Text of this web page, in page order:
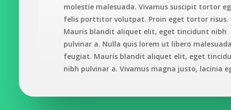
molestie malesuada. Vivamus suscipit tortor
felis porttitor volutpat. Proin eget tortor risus.
Mauris blandit aliquet elit, eget tincidunt nibh
pulvinar a. Nulla quis lorem ut libero malesuada
feugiat. Mauris blandit aliquet elit, eget
nibh pulvinar a. Vivamus magna justo, lacinia